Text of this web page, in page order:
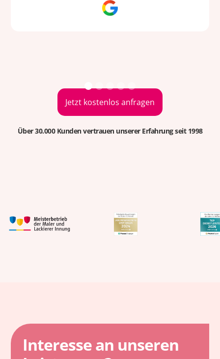
Jetzt kostenlos anfragen
Über 30.000 Kunden vertrauen unserer Erfahrung seit 1998
Interesse an unseren